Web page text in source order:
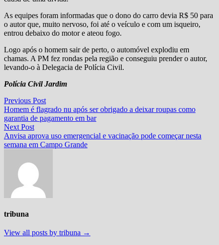
As equipes foram informadas que o dono do carro devia R$ 50 para
o autor que, muito nervoso, foi até o veículo e com um isqueiro,
entrou debaixo do motor e ateou fogo.
Logo após o homem sair de perto, o automóvel explodiu em
chamas. A PM fez rondas pela região e conseguiu prender o autor,
levando-o à Delegacia de Polícia Civil.
Polícia Civil Jardim
Navegação
de
Post
Previous PostPrevious
post:
Homem é flagrado nu após ser obrigado a deixar roupas como
garantia de pagamento em bar
Next PostNext
post:
Anvisa aprova uso emergencial e vacinação pode começar nesta
semana em Campo Grande
tribuna
View all posts by tribuna →